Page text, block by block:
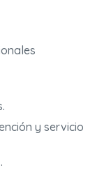
y servicio